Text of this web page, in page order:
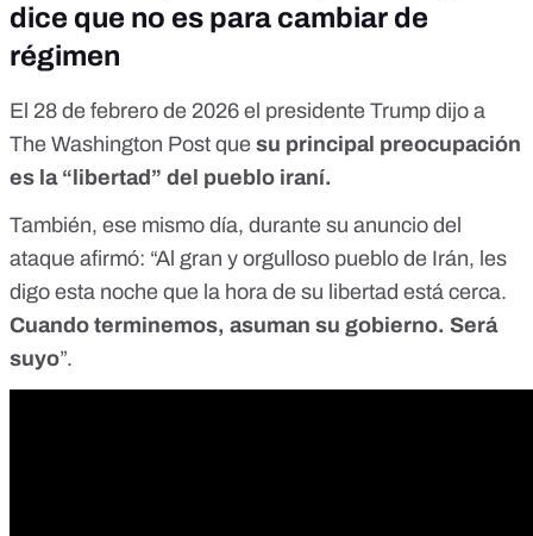
dice que no es para cambiar de
régimen
El 28 de febrero de 2026 el presidente Trump dijo a
The Washington Post que su principal preocupación
es la “libertad” del pueblo iraní.
También, ese mismo día, durante su anuncio del
ataque afirmó: “Al gran y orgulloso pueblo de Irán, les
digo esta noche que la hora de su libertad está cerca.
Cuando terminemos, asuman su gobierno. Será
suyo”.